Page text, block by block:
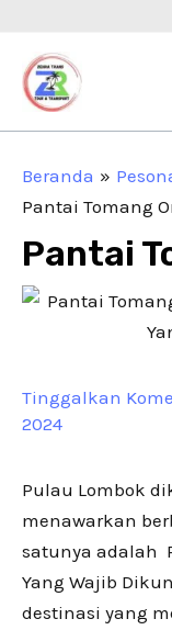
konten
Beranda
Pantai Tomang
Pantai
Tinggalkan
2024
Pulau Lombok
menawarkan
satunya adalah
Yang Wajib
destinasi yang